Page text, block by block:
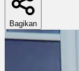
Bagikan